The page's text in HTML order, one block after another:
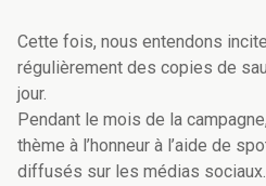
Cette fois, nous entendons
régulièrement des copies de
jour.
Pendant le mois de la
thème à l’honneur à l’aide de
diffusés sur les médias